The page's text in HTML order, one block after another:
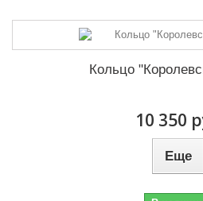
Кольцо
10 350
Еще